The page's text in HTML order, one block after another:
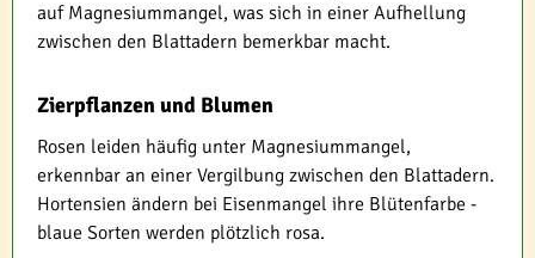
auf Magnesiummangel, was sich in einer Aufhellung
zwischen den Blattadern bemerkbar macht.
Zierpflanzen und Blumen
Rosen leiden häufig unter Magnesiummangel,
erkennbar an einer Vergilbung zwischen den Blattadern.
Hortensien ändern bei Eisenmangel ihre Blütenfarbe -
blaue Sorten werden plötzlich rosa.